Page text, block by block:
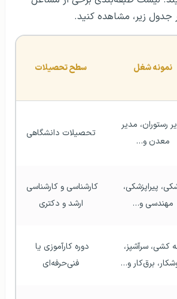
جدول زیر، مشاهده کنید.
نمونه‌ شغل سطح تحصیلات
معدن و…
تحصیلات دانشگاهی
مهندسی و…
ارشد و دکتری
برق‌کار و…
فنی‌حرفه‌ای